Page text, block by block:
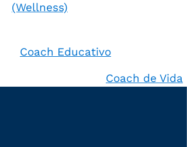
(Wellness)
Coach Educativo
Coach de Vida